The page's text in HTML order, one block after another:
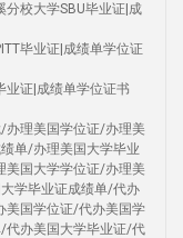
校大学SBU毕业证|成
毕业证|成绩单学位证
业证|成绩单学位证书
办理美国学位证/办理美
单/办理美国大学毕业
美国大学学位证/办理美
学毕业证成绩单/代办
美国学位证/代办美国学
代办美国大学毕业证/代